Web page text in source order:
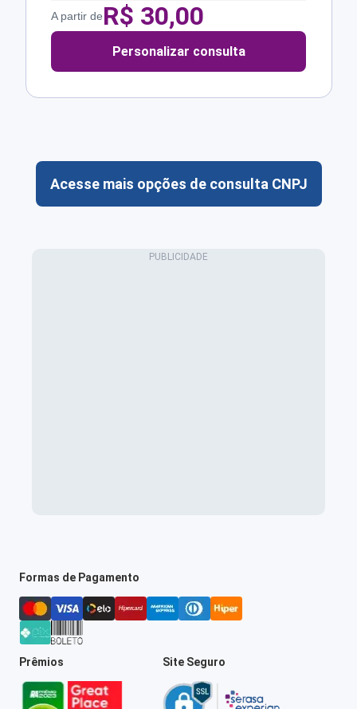
A partir deR$ 30,00
Personalizar consulta
Acesse mais opções de consulta CNPJ
Formas de Pagamento
Prêmios Site Seguro